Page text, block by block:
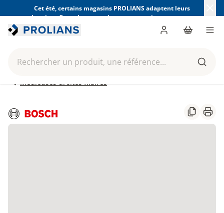
Cet été, certains magasins PROLIANS adaptent leurs
horaires. Consultez ceux de votre magasin avant votre
visite.
Rechercher un produit, une référence...
Panier
Meuleuses droites filaires
Partager